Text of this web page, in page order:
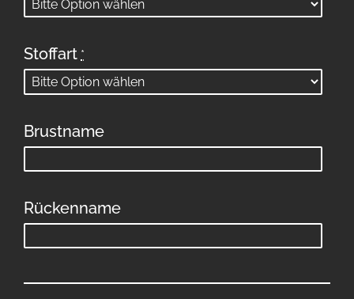
Stoffart *
Brustname
Rückenname